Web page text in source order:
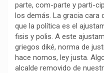
parte, com-parte y parti-
los demás. La gracia cara
que la política es el
fisis y polis. A este
griegos diké, norma de
hace nomos, ley justa.
alcalde removido de